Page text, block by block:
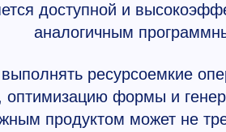
доступной и
аналогичным
ресурсоемкие
формы и
продуктом может не